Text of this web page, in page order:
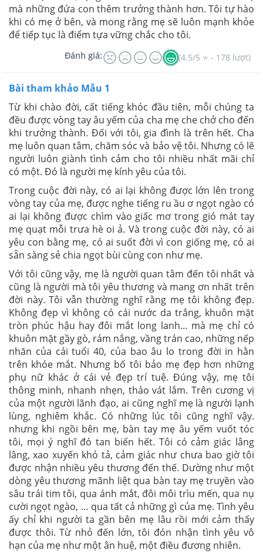
mà những đứa con thêm trưởng thành hơn. Tôi tự hào
khi có mẹ ở bên, và mong rằng mẹ sẽ luôn mạnh khỏe
để tiếp tục là điểm tựa vững chắc cho tôi.
Đánh giá: (4.5/5 ⭐ - 178 lượt)
Bài tham khảo Mẫu 1
Từ khi chào đời, cất tiếng khóc đầu tiên, mỗi chúng ta
đều được vòng tay âu yếm của cha mẹ che chở cho đến
khi trưởng thành. Đối với tôi, gia đình là trên hết. Cha
mẹ luôn quan tâm, chăm sóc và bảo vệ tôi. Nhưng có lẽ
người luôn giành tình cảm cho tôi nhiều nhất mãi chỉ
có một. Đó là người mẹ kính yêu của tôi.
Trong cuộc đời này, có ai lại không được lớn lên trong
vòng tay của mẹ, được nghe tiếng ru ầu ơ ngọt ngào có
ai lại không được chìm vào giấc mơ trong gió mát tay
mẹ quạt mỗi trưa hè oi ả. Và trong cuộc đời này, có ai
yêu con bằng mẹ, có ai suốt đời vì con giống mẹ, có ai
sẵn sàng sẻ chia ngọt bùi cùng con như mẹ.
Với tôi cũng vậy, mẹ là người quan tâm đến tôi nhất và
cũng là người mà tôi yêu thương và mang ơn nhất trên
đời này. Tôi vẫn thường nghĩ rằng mẹ tôi không đẹp.
Không đẹp vì không có cái nước da trắng, khuôn mặt
tròn phúc hậu hay đôi mắt long lanh… mà mẹ chỉ có
khuôn mặt gầy gò, rám nắng, vầng trán cao, những nếp
nhăn của cái tuổi 40, của bao âu lo trong đời in hằn
trên khóe mắt. Nhưng bố tôi bảo mẹ đẹp hơn những
phụ nữ khác ở cái vẻ đẹp trí tuệ. Đúng vậy, mẹ tôi
thông minh, nhanh nhẹn, tháo vát lắm. Trên cương vị
của một người lãnh đạo, ai cũng nghĩ mẹ là người lạnh
lùng, nghiêm khắc. Có những lúc tôi cũng nghĩ vậy.
nhưng khi ngồi bên mẹ, bàn tay mẹ âu yếm vuốt tóc
tôi, mọi ý nghĩ đó tan biến hết. Tôi có cảm giác lâng
lâng, xao xuyến khó tả, cảm giác như chưa bao giờ tôi
được nhận nhiều yêu thương đến thế. Dường như một
dòng yêu thương mãnh liệt qua bàn tay mẹ truyền vào
sâu trái tim tôi, qua ánh mắt, đôi môi trìu mến, qua nụ
cười ngọt ngào, … qua tất cả những gì của mẹ. Tình yêu
ấy chỉ khi người ta gần bên mẹ lâu rồi mới cảm thấy
được thôi. Từ nhỏ đến lớn, tôi đón nhận tình yêu vô
hạn của mẹ như một ân huệ, một điều đương nhiên.